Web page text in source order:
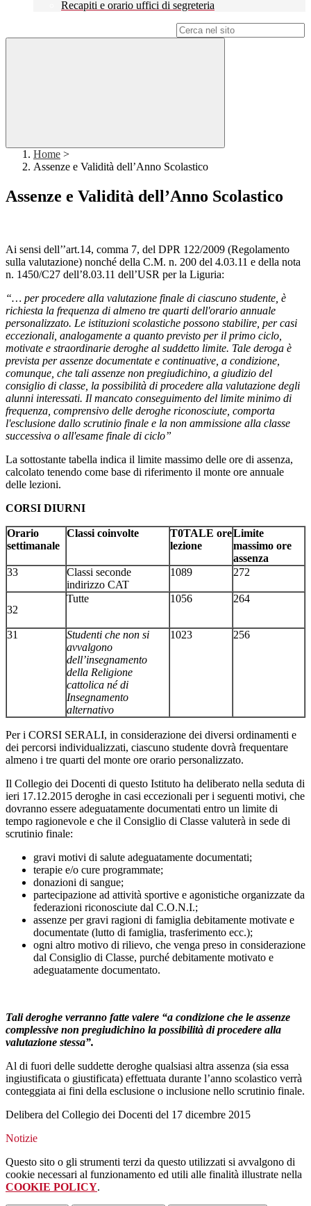
Recapiti e orario uffici di segreteria
Home >
Assenze e Validità dell’Anno Scolastico
Assenze e Validità dell’Anno Scolastico
Ai sensi dell’’art.14, comma 7, del DPR 122/2009 (Regolamento
sulla valutazione) nonché della C.M. n. 200 del 4.03.11 e della nota
n. 1450/C27 dell’8.03.11 dell’USR per la Liguria:
“… per procedere alla valutazione finale di ciascuno studente, è
richiesta la frequenza di almeno tre quarti dell'orario annuale
personalizzato. Le istituzioni scolastiche possono stabilire, per casi
eccezionali, analogamente a quanto previsto per il primo ciclo,
motivate e straordinarie deroghe al suddetto limite. Tale deroga è
prevista per assenze documentate e continuative, a condizione,
comunque, che tali assenze non pregiudichino, a giudizio del
consiglio di classe, la possibilità di procedere alla valutazione degli
alunni interessati. Il mancato conseguimento del limite minimo di
frequenza, comprensivo delle deroghe riconosciute, comporta
l'esclusione dallo scrutinio finale e la non ammissione alla classe
successiva o all'esame finale di ciclo”
La sottostante tabella indica il limite massimo delle ore di assenza,
calcolato tenendo come base di riferimento il monte ore annuale
delle lezioni.
CORSI DIURNI
Orario
settimanale
Classi coinvolte
T0TALE ore
lezione
Limite
massimo ore
assenza
33
Classi seconde
indirizzo CAT
1089 272
32
Tutte 1056 264
31
Studenti che non si
avvalgono
dell’insegnamento
della Religione
cattolica né di
Insegnamento
alternativo
1023 256
Per i CORSI SERALI, in considerazione dei diversi ordinamenti e
dei percorsi individualizzati, ciascuno studente dovrà frequentare
almeno i tre quarti del monte ore orario personalizzato.
Il Collegio dei Docenti di questo Istituto ha deliberato nella seduta di
ieri 17.12.2015 deroghe in casi eccezionali per i seguenti motivi, che
dovranno essere adeguatamente documentati entro un limite di
tempo ragionevole e che il Consiglio di Classe valuterà in sede di
scrutinio finale:
gravi motivi di salute adeguatamente documentati;
terapie e/o cure programmate;
donazioni di sangue;
partecipazione ad attività sportive e agonistiche organizzate da
federazioni riconosciute dal C.O.N.I.;
assenze per gravi ragioni di famiglia debitamente motivate e
documentate (lutto di famiglia, trasferimento ecc.);
ogni altro motivo di rilievo, che venga preso in considerazione
dal Consiglio di Classe, purché debitamente motivato e
adeguatamente documentato.
Tali deroghe verranno fatte valere “a condizione che le assenze
complessive non pregiudichino la possibilità di procedere alla
valutazione stessa”.
Al di fuori delle suddette deroghe qualsiasi altra assenza (sia essa
ingiustificata o giustificata) effettuata durante l’anno scolastico verrà
conteggiata ai fini della esclusione o inclusione nello scrutinio finale.
Delibera del Collegio dei Docenti del 17 dicembre 2015
Notizie
Questo sito o gli strumenti terzi da questo utilizzati si avvalgono di
cookie necessari al funzionamento ed utili alle finalità illustrate nella
COOKIE POLICY.